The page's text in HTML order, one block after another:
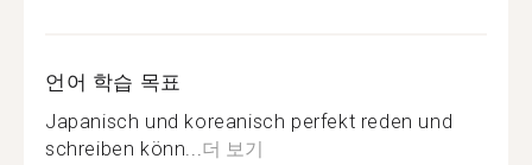
언어 학습 목표
Japanisch und koreanisch perfekt reden und
schreiben könn...더 보기